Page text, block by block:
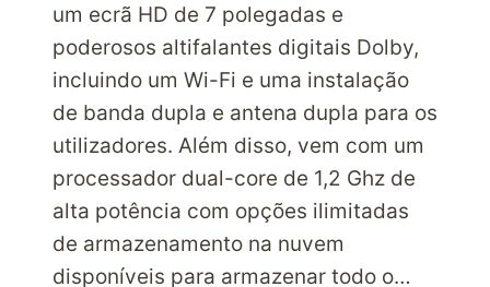
um ecrã HD de 7 polegadas e
poderosos altifalantes digitais Dolby,
incluindo um Wi-Fi e uma instalação
de banda dupla e antena dupla para os
utilizadores. Além disso, vem com um
processador dual-core de 1,2 Ghz de
alta potência com opções ilimitadas
de armazenamento na nuvem
disponíveis para armazenar todo o…